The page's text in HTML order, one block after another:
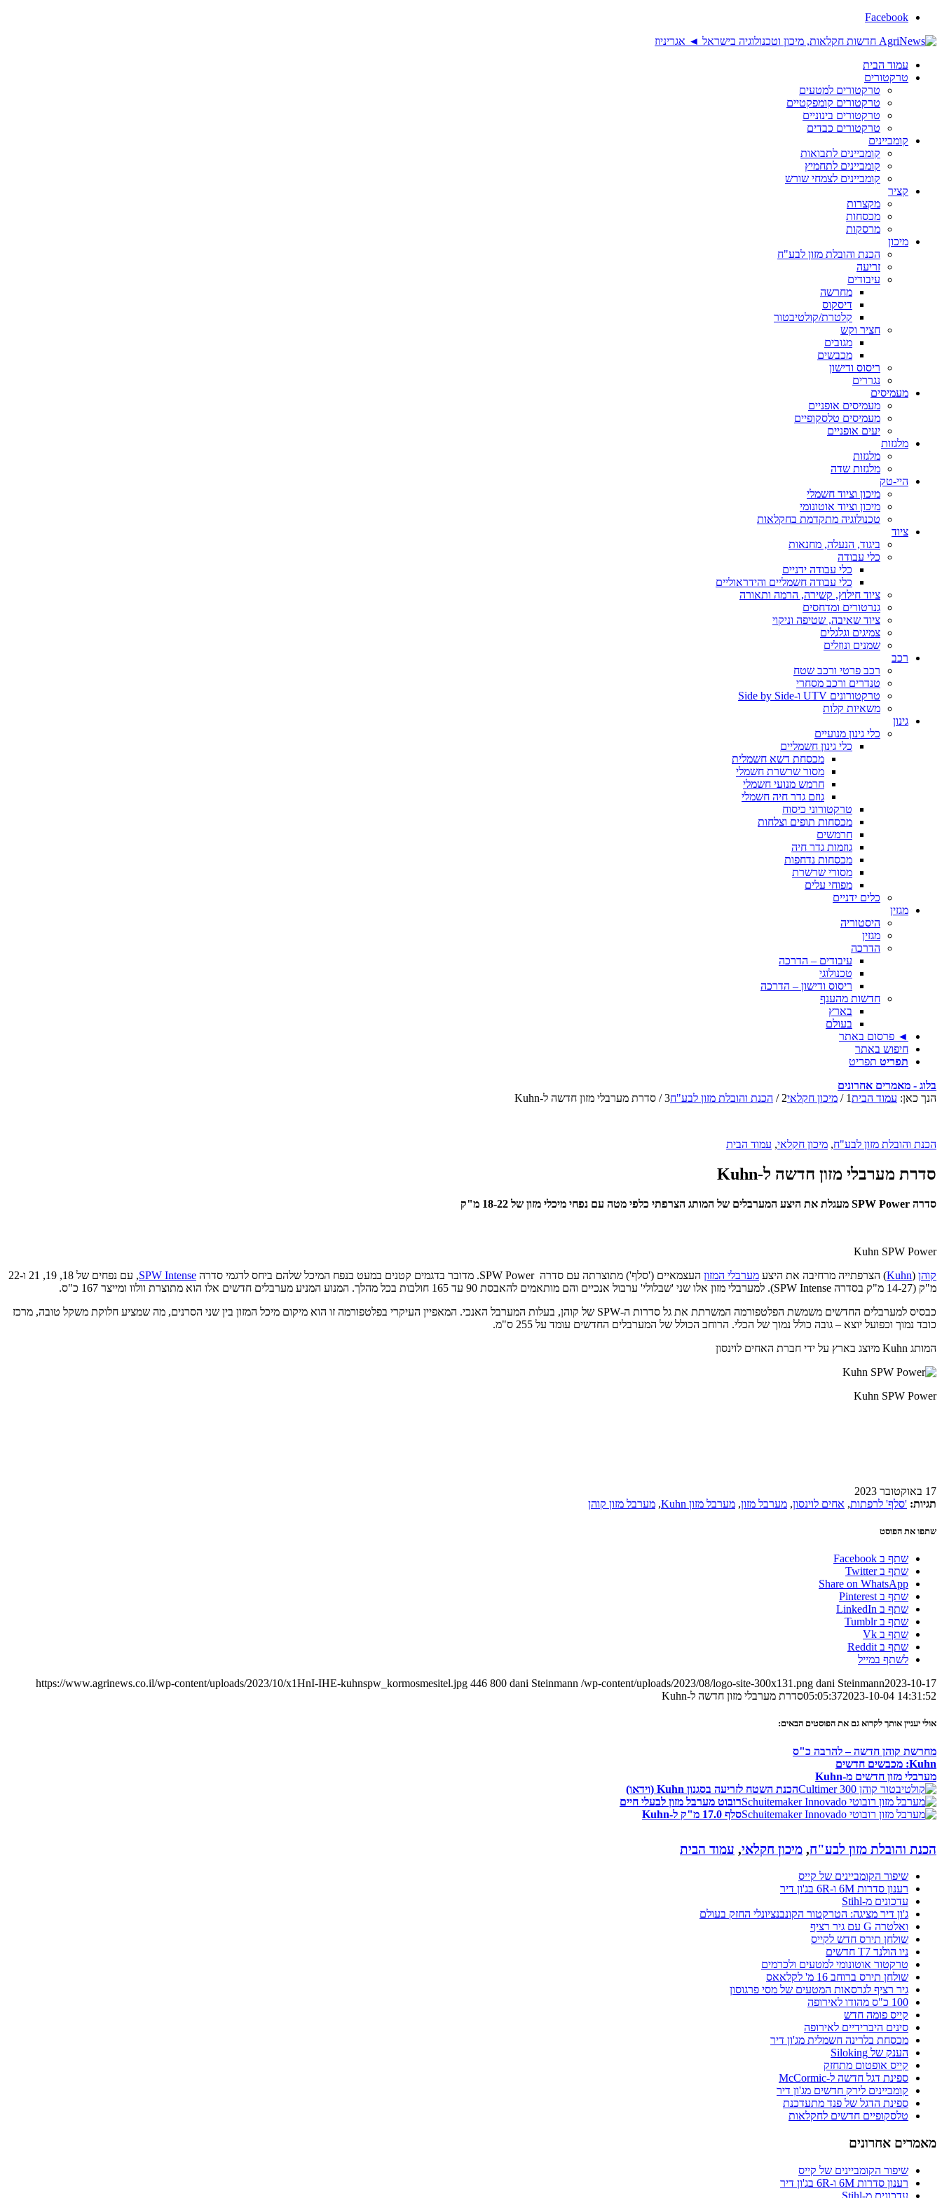
Facebook
עמוד הבית
טרקטורים
טרקטורים למטעים
טרקטורים קומפקטיים
טרקטורים בינוניים
טרקטורים כבדים
קומביינים
קומביינים לתבואות
קומביינים לתחמיץ
קומביינים לצמחי שורש
קציר
מקצרות
מכסחות
מרסקות
מיכון
הכנת והובלת מזון לבע"ח
זריעה
עיבודים
מחרשה
דיסקוס
קלטרת/קולטיבטור
חציר וקש
מגובים
מכבשים
ריסוס ודישון
נגררים
מעמיסים
מעמיסים אופניים
מעמיסים טלסקופיים
יעים אופניים
מלגזות
מלגזות
מלגזות שדה
היי-טק
מיכון וציוד חשמלי
מיכון וציוד אוטונומי
טכנולוגיה מתקדמת בחקלאות
ציוד
ביגוד, הנעלה, מחנאות
כלי עבודה
כלי עבודה ידניים
כלי עבודה חשמליים והידראוליים
ציוד חילוץ, קשירה, הרמה ותאורה
גנרטורים ומדחסים
ציוד שאיבה, שטיפה וניקוי
צמיגים וגלגלים
שמנים ונוזלים
רכב
רכב פרטי ורכב שטח
טנדרים ורכב מסחרי
טרקטורונים UTV ו-Side by Side
משאיות קלות
גינון
כלי גינון מנועיים
כלי גינון חשמליים
מכסחת דשא חשמלית
מסור שרשרת חשמלי
חרמש מנועי חשמלי
גוזם גדר חיה חשמלי
טרקטורוני כיסוח
מכסחות תופים וצלחות
חרמשים
גוזמות גדר חיה
מכסחות נדחפות
מסורי שרשרת
מפוחי עלים
כלים ידניים
מגזין
היסטוריה
מגזין
הדרכה
עיבודים – הדרכה
טכנולוגי
ריסוס ודישון – הדרכה
חדשות מהענף
בארץ
בעולם
◄ פרסום באתר
חיפוש באתר
תפריט תפריט
בלוג - מאמרים אחרונים
הנך כאן: עמוד הבית1
/ מיכון חקלאי2
/ הכנת והובלת מזון לבע"ח3
/ סדרת מערבלי מזון חדשה ל-Kuhn
הכנת והובלת מזון לבע"ח, מיכון חקלאי, עמוד הבית
סדרת מערבלי מזון חדשה ל-Kuhn
סדרה SPW Power מעגלת את היצע המערבלים של המותג הצרפתי כלפי מטה עם נפחי מיכלי מזון של 18-22 מ"ק
Kuhn SPW Power
קוהן (
Kuhn) הצרפתייה מרחיבה את היצע מערבלי המזון העצמאיים ('סלף') מתוצרתה עם סדרה SPW Power. מדובר בדגמים קטנים במעט בנפח המיכל שלהם ביחס לדגמי סדרה SPW Intense
, עם נפחים של 18, 19, 21 ו-22
מ"ק (14-27 מ"ק בסדרה SPW Intense). למערבלי מזון אלו שני 'שבלולי' ערבול אנכיים והם מותאמים להאבסת 90 עד 165 חולבות בכל מהלך. המנוע המניע מערבלים חדשים אלו הוא מתוצרת וולוו ומייצר 167 כ"ס.
כבסיס למערבלים החדשים משמשת הפלטפורמה המשרתת את גל סדרות ה-SPW של קוהן, בעלות המערבל האנכי. המאפיין העיקרי בפלטפורמה זו הוא מיקום מיכל המזון בין שני הסרנים, מה שמציע חלוקת משקל טובה, מרכז
כובד נמוך וכפועל יוצא – גובה כולל נמוך של הכלי. הרוחב הכולל של המערבלים החדשים עומד על 255 ס"מ.
המותג Kuhn מיוצג בארץ על ידי חברת האחים לוינסון
Kuhn SPW Power
17 באוקטובר 2023
תגיות: 'סלף' לרפתות, אחים לוינסון, מערבל מזון, מערבל מזון Kuhn , מערבל מזון קוהן
שתפו את הפוסט
שתף ב Facebook
שתף ב Twitter
Share on WhatsApp
שתף ב Pinterest
שתף ב LinkedIn
שתף ב Tumblr
שתף ב Vk
שתף ב Reddit
לשתף במייל
https://www.agrinews.co.il/wp-content/uploads/2023/10/x1HnI-IHE-kuhnspw_kormosmesitel.jpg 446 800 dani Steinmann /wp-content/uploads/2023/08/logo-site-300x131.png dani Steinmann2023-10-17
05:05:372023-10-04 14:31:52 סדרת מערבלי מזון חדשה ל-Kuhn
אולי יעניין אותך לקרוא גם את הפוסטים הבאים:
מחרשת קוהן חדשה – להרבה כ"ס
Kuhn: מכבשים חדשים
מערבלי מזון חדשים מ-Kuhn
הכנת השטח לזריעה בסגנון Kuhn (וידאו)
רובוט מערבל מזון לבעלי חיים
סלף 17.0 מ"ק ל-Kuhn
הכנת והובלת מזון לבע"ח, מיכון חקלאי, עמוד הבית
שיפור הקומביינים של קייס
רענון סדרות 6M ו-6R בג'ון דיר
עדכונים מ-Stihl
ג'ון דיר מציגה: הטרקטור הקונבנציונלי החזק בעולם
ואלטרה G עם גיר רציף
שולחן תירס חדש לקייס
ניו הולנד T7 חדשים
טרקטור אוטונומי למטעים ולכרמים
שולחן תירס ברוחב 16 מ' לקלאאס
גיר רציף לגרסאות המטעים של מסי פרגוסון
100 כ"ס מהודו לאירופה
קייס פומה חדש
סינים היברידיים לאירופה
מכסחת בלרינה חשמלית מג'ון דיר
הענק של Siloking
קייס אופטום מתחזק
ספינת דגל חדשה ל-McCormic
קומביינים לירק חדשים מג'ון דיר
ספינת הדגל של פנד מתעדכנת
טלסקופיים חדשים לחקלאות
מאמרים אחרונים
שיפור הקומביינים של קייס
רענון סדרות 6M ו-6R בג'ון דיר
עדכונים מ-Stihl